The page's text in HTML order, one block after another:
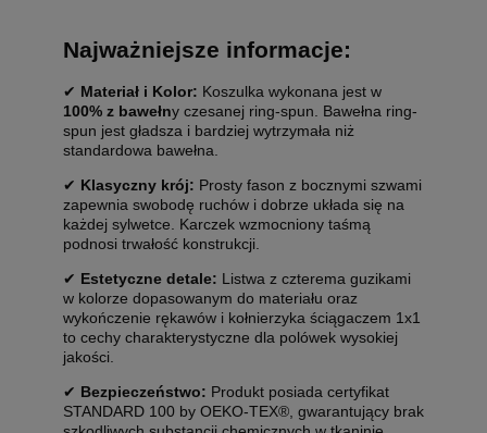
Najważniejsze informacje:
✔ Materiał i Kolor: Koszulka wykonana jest w
100% z bawełny czesanej ring-spun. Bawełna ring-
spun jest gładsza i bardziej wytrzymała niż
standardowa bawełna.
✔ Klasyczny krój: Prosty fason z bocznymi szwami
zapewnia swobodę ruchów i dobrze układa się na
każdej sylwetce. Karczek wzmocniony taśmą
podnosi trwałość konstrukcji.
✔ Estetyczne detale: Listwa z czterema guzikami
w kolorze dopasowanym do materiału oraz
wykończenie rękawów i kołnierzyka ściągaczem 1x1
to cechy charakterystyczne dla polówek wysokiej
jakości.
✔ Bezpieczeństwo: Produkt posiada certyfikat
STANDARD 100 by OEKO-TEX®, gwarantujący brak